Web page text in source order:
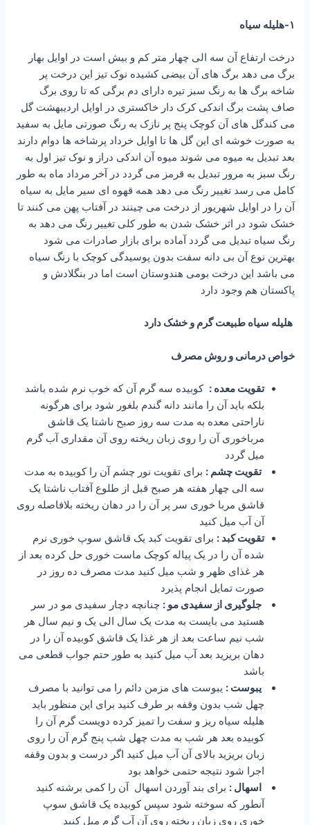
۱-هلیله سیاه
درخت ارتفاع آن سه الی چهار متر کم و بیش است در اوایل بهار
برگ می دهد برگ های آن بیضی کشیده نوک تیز این درخت پر
شاخه برگ ها به رنگ سبز تیره دارای دم برگی که تا روی برگ
صاف پشت برگ اندکی کرک دار خاکستری در اوایل اردیبهشت گل
می کندگل های آن کوچک پنج پر نازک به رنگ صورتی مایل به سفید
به صورت خوشه ای این گل ها تا اوایل خرداد پرشاخه ها دوام دارند
بعد تبدیل به میوه می شوند میوه آن اندکی دراز و نوک تیز اول به
رنگ سبز به مرور تبدیل به قرمز می گردد در آخر مرداد ماه به طور
کامل می رسد تغییر رنگ می دهد همه قهوه ای سیر مایل به سیاه
آن را در اوایل شهریور از درخت می چینند در آفتاب پهن می کنند تا
خشک شود در اثر خشک شدن به طور کلی تغییر رنگ می دهد به
رنگ سیاه تبدیل می گردد آماده برای بازار صادرات می شود
بهترین نوع آن بی دانه سفت بدون پوسیدگی کوچک با رنگ سیاه
می باشد این درخت بومی هندوستان است اما در بنگلادش و
پاکستان هم وجود دارد
هلیله سیاه طبیعت گرم و خشک دارد
خواص درمانی و روش مصرف
تقویت معده : کوبیده سه گرم آن که خوب نرم شده باشد
بلکه باید آن را مانند دانه گندم بلغور شود برای هرگونه
ناراحتی معده به مدت سه روز صبح ناشتا یک قاشق
مرباخوری آن را روی زبان ریخته روی آن مقداری آب گرم
میل گردد
تقویت چشم : برای تقویت نور چشم آن را کوبیده به مدت
سه الی چهار هفته هر صبح قبل از طلوع آفتاب ناشتا یک
قاشق مربا خوری سر پر آن را در دهان ریخته بلافاصله روی
آن آب میل کنید
تقویت کبد : برای تقویت کبد یک قاشق سوپ خوری نرم
شده آن را در یک پیاله کوچک ماست خوری حل کرده بعد از
هر غذای ظهر و شب میل کنید مدت مصرف ده روز در
صورت تمایل انجام پذیرد
جلوگیری از سفیدی مو : چنانچه دچار سفیدی مو در سر
هستید می بایست به مدت یک سال الی یک و نیم سال هر
شب نیم ساعت بعد از هر غذا یک قاشق کوبیده آن را در
دهان بریزید بعد آب میل کنید به طور حتم جواب قطعی می
باشد
یبوست : یبوست های مزمن دائم را می توانید با مصرف
چهل شب بدون وقفه بر طرف کنید برای این منظور باید
هلیله سیاه ریز و سفت را تمیز کرده دویست گرم آن را
کوبیده بعد هر شب به مدت چهل شب پنج گرم آن را روی
زبان بریزید بالای آن آب میل کنید اگر درست و بدون وقفه
اجرا شود نتیجه حتمی خواهد بود
اسهال : برای بند آوردن اسهال آن را کمی برشته کنید
آنطور که سوخته شود سپس کوبیده یک قاشق سوپ
خوری روی زبان ریخته روی آن آب گرم میل کنید